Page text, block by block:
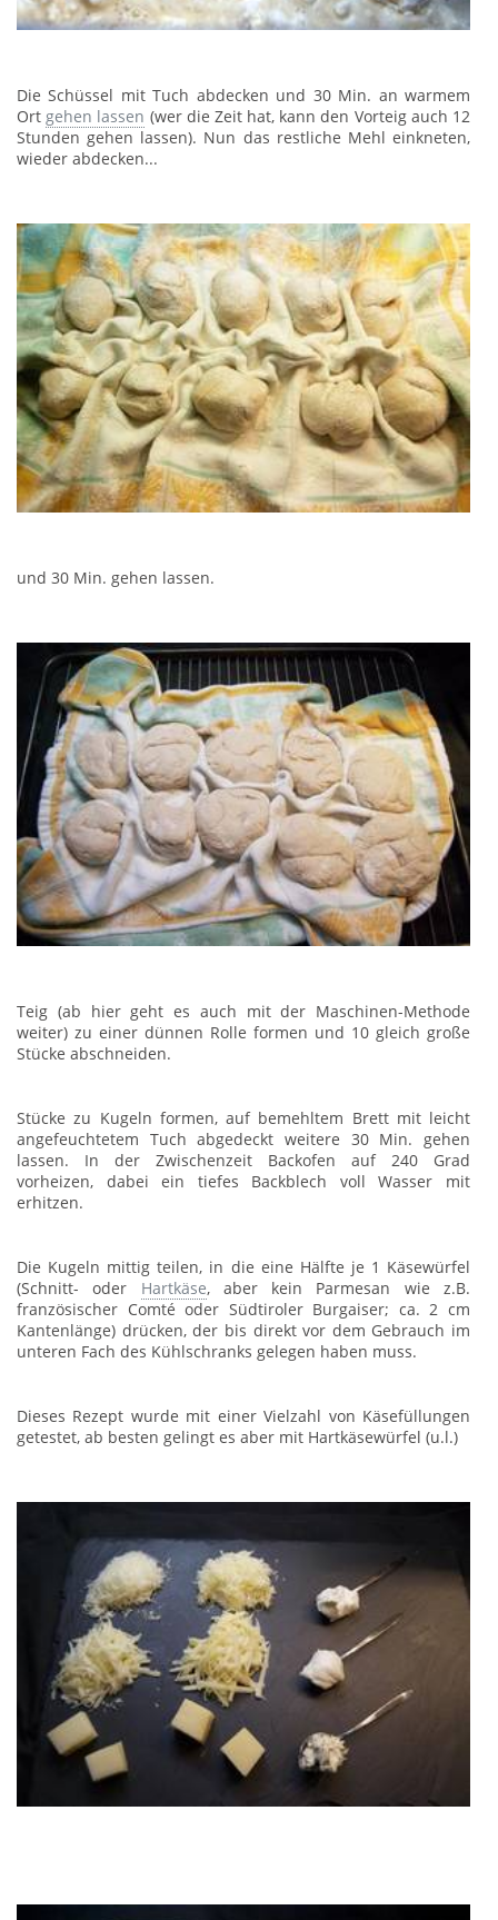
Die Schüssel mit Tuch abdecken und 30 Min. an warmem
Ortgehen lassen (wer die Zeit hat, kann den Vorteig auch 12
Stunden gehen lassen). Nun das restliche Mehl einkneten,
wieder abdecken...
und 30 Min. gehen lassen.
Teig (ab hier geht es auch mit der Maschinen-Methode
weiter) zu einer dünnen Rolle formen und 10 gleich große
Stücke abschneiden.
Stücke zu Kugeln formen, auf bemehltem Brett mit leicht
angefeuchtetem Tuch abgedeckt weitere 30 Min. gehen
lassen. In der Zwischenzeit Backofen auf 240 Grad
vorheizen, dabei ein tiefes Backblech voll Wasser mit
erhitzen.
Die Kugeln mittig teilen, in die eine Hälfte je 1 Käsewürfel
(Schnitt- oder Hartkäse, aber kein Parmesan wie z.B.
französischer Comté oder Südtiroler Burgaiser; ca. 2 cm
Kantenlänge) drücken, der bis direkt vor dem Gebrauch im
unteren Fach des Kühlschranks gelegen haben muss.
Dieses Rezept wurde mit einer Vielzahl von Käsefüllungen
getestet, ab besten gelingt es aber mit Hartkäsewürfel (u.l.)